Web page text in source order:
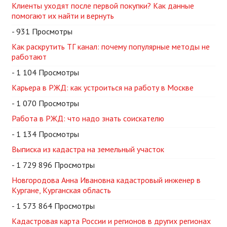
Клиенты уходят после первой покупки? Как данные
помогают их найти и вернуть
- 931 Просмотры
Как раскрутить ТГ канал: почему популярные методы не
работают
- 1 104 Просмотры
Карьера в РЖД: как устроиться на работу в Москве
- 1 070 Просмотры
Работа в РЖД: что надо знать соискателю
- 1 134 Просмотры
Выписка из кадастра на земельный участок
- 1 729 896 Просмотры
Новгородова Анна Ивановна кадастровый инженер в
Кургане, Курганская область
- 1 573 864 Просмотры
Кадастровая карта России и регионов в других регионах